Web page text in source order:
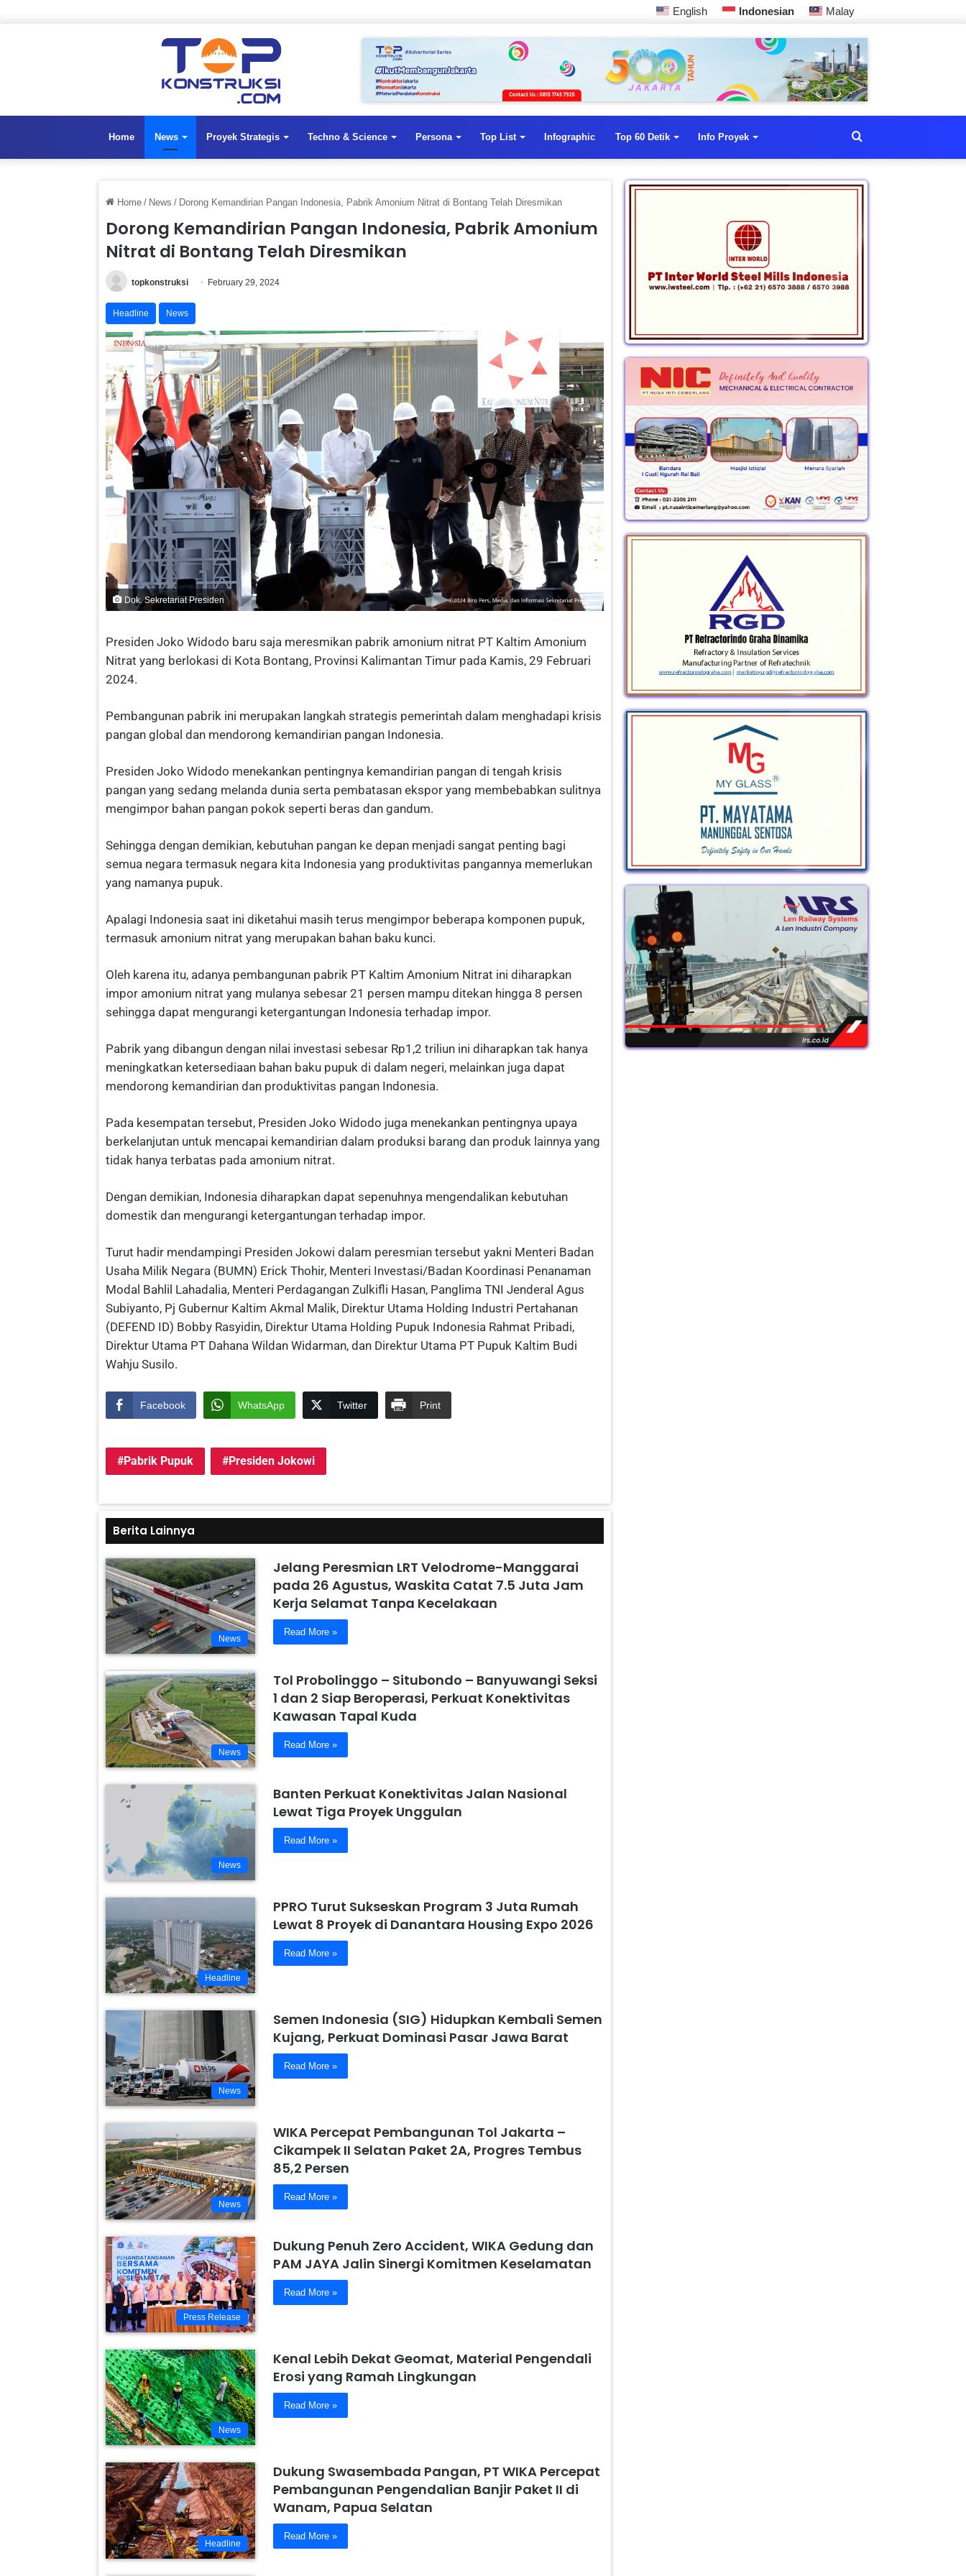
English Indonesian Malay
Home News Proyek Strategis Techno & Science Persona Top List Infographic Top 60 Detik Info Proyek
Home / News / Dorong Kemandirian Pangan Indonesia, Pabrik Amonium Nitrat di Bontang Telah Diresmikan
Dorong Kemandirian Pangan Indonesia, Pabrik Amonium
Nitrat di Bontang Telah Diresmikan
topkonstruksi February 29, 2024
Headline News
Dok. Sekretariat Presiden
Presiden Joko Widodo baru saja meresmikan pabrik amonium nitrat PT Kaltim Amonium
Nitrat yang berlokasi di Kota Bontang, Provinsi Kalimantan Timur pada Kamis, 29 Februari
2024.
Pembangunan pabrik ini merupakan langkah strategis pemerintah dalam menghadapi krisis
pangan global dan mendorong kemandirian pangan Indonesia.
Presiden Joko Widodo menekankan pentingnya kemandirian pangan di tengah krisis
pangan yang sedang melanda dunia serta pembatasan ekspor yang membebabkan sulitnya
mengimpor bahan pangan pokok seperti beras dan gandum.
Sehingga dengan demikian, kebutuhan pangan ke depan menjadi sangat penting bagi
semua negara termasuk negara kita Indonesia yang produktivitas pangannya memerlukan
yang namanya pupuk.
Apalagi Indonesia saat ini diketahui masih terus mengimpor beberapa komponen pupuk,
termasuk amonium nitrat yang merupakan bahan baku kunci.
Oleh karena itu, adanya pembangunan pabrik PT Kaltim Amonium Nitrat ini diharapkan
impor amonium nitrat yang mulanya sebesar 21 persen mampu ditekan hingga 8 persen
sehingga dapat mengurangi ketergantungan Indonesia terhadap impor.
Pabrik yang dibangun dengan nilai investasi sebesar Rp1,2 triliun ini diharapkan tak hanya
meningkatkan ketersediaan bahan baku pupuk di dalam negeri, melainkan juga dapat
mendorong kemandirian dan produktivitas pangan Indonesia.
Pada kesempatan tersebut, Presiden Joko Widodo juga menekankan pentingnya upaya
berkelanjutan untuk mencapai kemandirian dalam produksi barang dan produk lainnya yang
tidak hanya terbatas pada amonium nitrat.
Dengan demikian, Indonesia diharapkan dapat sepenuhnya mengendalikan kebutuhan
domestik dan mengurangi ketergantungan terhadap impor.
Turut hadir mendampingi Presiden Jokowi dalam peresmian tersebut yakni Menteri Badan
Usaha Milik Negara (BUMN) Erick Thohir, Menteri Investasi/Badan Koordinasi Penanaman
Modal Bahlil Lahadalia, Menteri Perdagangan Zulkifli Hasan, Panglima TNI Jenderal Agus
Subiyanto, Pj Gubernur Kaltim Akmal Malik, Direktur Utama Holding Industri Pertahanan
(DEFEND ID) Bobby Rasyidin, Direktur Utama Holding Pupuk Indonesia Rahmat Pribadi,
Direktur Utama PT Dahana Wildan Widarman, dan Direktur Utama PT Pupuk Kaltim Budi
Wahju Susilo.
Facebook WhatsApp Twitter Print
Pabrik Pupuk Presiden Jokowi
Berita Lainnya
News
Jelang Peresmian LRT Velodrome-Manggarai
pada 26 Agustus, Waskita Catat 7.5 Juta Jam
Kerja Selamat Tanpa Kecelakaan
Read More »
News
Tol Probolinggo – Situbondo – Banyuwangi Seksi
1 dan 2 Siap Beroperasi, Perkuat Konektivitas
Kawasan Tapal Kuda
Read More »
News
Banten Perkuat Konektivitas Jalan Nasional
Lewat Tiga Proyek Unggulan
Read More »
Headline
PPRO Turut Sukseskan Program 3 Juta Rumah
Lewat 8 Proyek di Danantara Housing Expo 2026
Read More »
News
Semen Indonesia (SIG) Hidupkan Kembali Semen
Kujang, Perkuat Dominasi Pasar Jawa Barat
Read More »
News
WIKA Percepat Pembangunan Tol Jakarta –
Cikampek II Selatan Paket 2A, Progres Tembus
85,2 Persen
Read More »
Press Release
Dukung Penuh Zero Accident, WIKA Gedung dan
PAM JAYA Jalin Sinergi Komitmen Keselamatan
Read More »
News
Kenal Lebih Dekat Geomat, Material Pengendali
Erosi yang Ramah Lingkungan
Read More »
Headline
Dukung Swasembada Pangan, PT WIKA Percepat
Pembangunan Pengendalian Banjir Paket II di
Wanam, Papua Selatan
Read More »